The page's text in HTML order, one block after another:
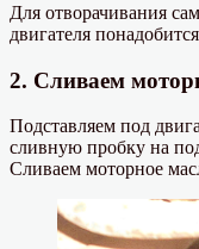
Для отворачивания
двигателя
2. Сливаем
Подставляем под
сливную пробку на
Сливаем моторное